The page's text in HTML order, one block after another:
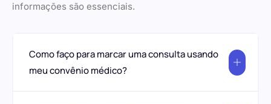
informações são essenciais.
Como faço para marcar uma consulta usando
meu convênio médico?